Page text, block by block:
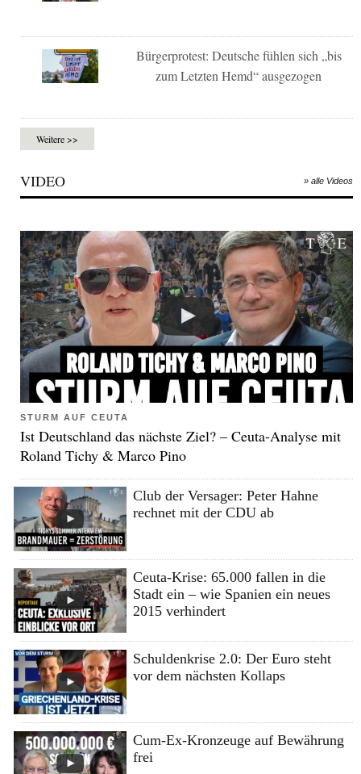
Bürgerprotest: Deutsche fühlen sich „bis
zum Letzten Hemd“ ausgezogen
Weitere >>
VIDEO » alle Videos
STURM AUF CEUTA
Ist Deutschland das nächste Ziel? – Ceuta-Analyse mit
Roland Tichy & Marco Pino
Club der Versager: Peter Hahne
rechnet mit der CDU ab
Ceuta-Krise: 65.000 fallen in die
Stadt ein – wie Spanien ein neues
2015 verhindert
Schuldenkrise 2.0: Der Euro steht
vor dem nächsten Kollaps
Cum-Ex-Kronzeuge auf Bewährung
frei